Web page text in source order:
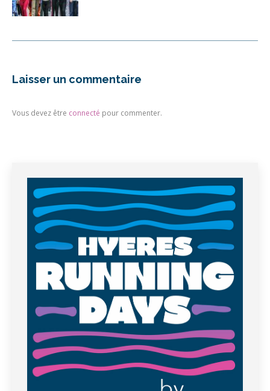
Laisser un commentaire
Vous devez être connecté pour commenter.